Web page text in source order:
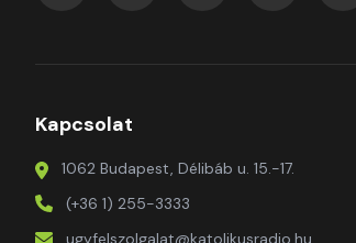
Kapcsolat
1062 Budapest, Délibáb u. 15.-17.
(+36 1) 255-3333
ugyfelszolgalat@katolikusradio.hu